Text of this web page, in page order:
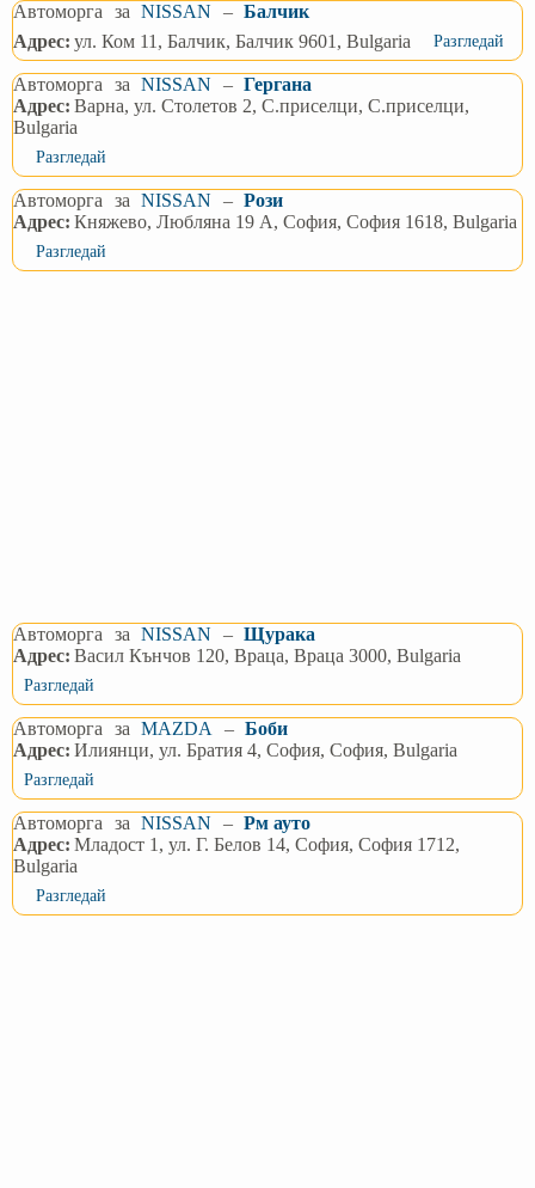
Автоморга за NISSAN – Балчик
Адрес: ул. Ком 11, Балчик, Балчик 9601, Bulgaria Разгледай
Автоморга за NISSAN – Гергана
Адрес: Варна, ул. Столетов 2, С.приселци, С.приселци,
Bulgaria
Разгледай
Автоморга за NISSAN – Рози
Адрес: Княжево, Любляна 19 А, София, София 1618, Bulgaria
Разгледай
Автоморга за NISSAN – Щурака
Адрес: Васил Кънчов 120, Враца, Враца 3000, Bulgaria
Разгледай
Автоморга за MAZDA – Боби
Адрес: Илиянци, ул. Братия 4, София, София, Bulgaria
Разгледай
Автоморга за NISSAN – Рм ауто
Адрес: Младост 1, ул. Г. Белов 14, София, София 1712,
Bulgaria
Разгледай